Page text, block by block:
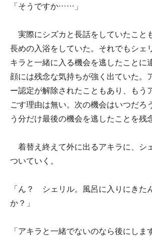
「そうですか……」
実際にシズカと長話をしていたこと
長めの入浴をしていた。それでもシェ
キラと一緒に入る機会を逃したことに
顔には残念な気持ちが強く出ていた。
ー認定が解除されたこともあり、もう
ごす理由は無い。次の機会はいつだろ
う分だけ最後の機会を逃したことを残
着替え終えて外に出るアキラに、シ
ついていく。
「ん？ シェリル。風呂に入りにきた
か？」
「アキラと一緒でないのなら後にしま